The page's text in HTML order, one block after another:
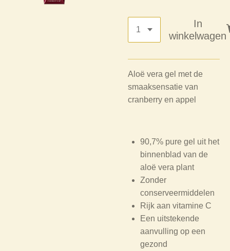
In
winkelwagen
Aloë vera gel met de
smaaksensatie van
cranberry en appel
90,7% pure gel uit het
binnenblad van de
aloë vera plant
Zonder
conserveermiddelen
Rijk aan vitamine C
Een uitstekende
aanvulling op een
gezond